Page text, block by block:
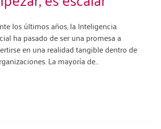
los últimos años, la Inteligencia
ha pasado de ser una promesa a
en una realidad tangible dentro de
La mayoría de…